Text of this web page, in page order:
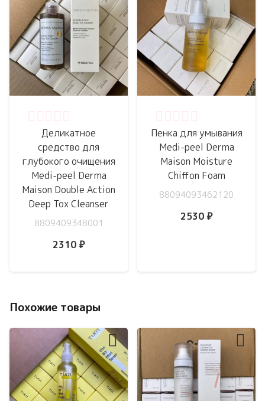
Деликатное
средство для
глубокого очищения
Medi-peel Derma
Maison Double Action
Deep Tox Cleanser
8809409348001
2310 ₽
Пенка для умывания
Medi-peel Derma
Maison Moisture
Chiffon Foam
88094093462120
2530 ₽
Похожие товары